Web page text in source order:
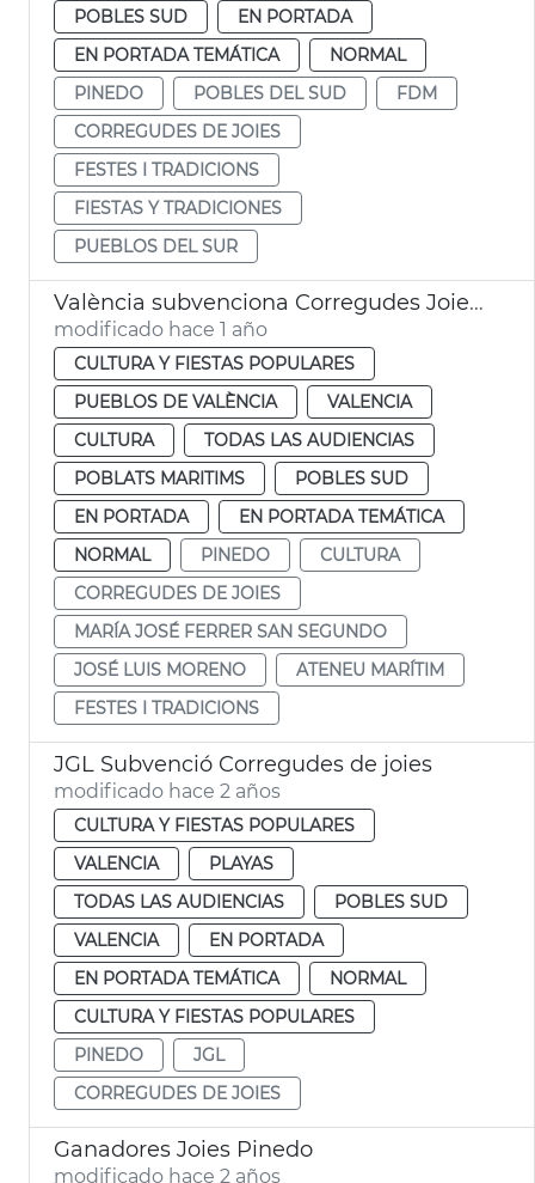
POBLES SUD
EN PORTADA
EN PORTADA TEMÁTICA
NORMAL
PINEDO
POBLES DEL SUD
FDM
CORREGUDES DE JOIES
FESTES I TRADICIONS
FIESTAS Y TRADICIONES
PUEBLOS DEL SUR
València subvenciona Corregudes Joies de Pinedo
modificado hace 1 año
CULTURA Y FIESTAS POPULARES
PUEBLOS DE VALÈNCIA
VALENCIA
CULTURA
TODAS LAS AUDIENCIAS
POBLATS MARITIMS
POBLES SUD
EN PORTADA
EN PORTADA TEMÁTICA
NORMAL
PINEDO
CULTURA
CORREGUDES DE JOIES
MARÍA JOSÉ FERRER SAN SEGUNDO
JOSÉ LUIS MORENO
ATENEU MARÍTIM
FESTES I TRADICIONS
JGL Subvenció Corregudes de joies
modificado hace 2 años
CULTURA Y FIESTAS POPULARES
VALENCIA
PLAYAS
TODAS LAS AUDIENCIAS
POBLES SUD
VALENCIA
EN PORTADA
EN PORTADA TEMÁTICA
NORMAL
CULTURA Y FIESTAS POPULARES
PINEDO
JGL
CORREGUDES DE JOIES
Ganadores Joies Pinedo
modificado hace 2 años